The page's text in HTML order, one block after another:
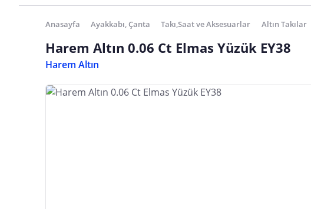
Anasayfa Ayakkabı, Çanta Takı,Saat ve Aksesuarlar Altın Takılar
Harem Altın 0.06 Ct Elmas Yüzük EY38
Harem Altın